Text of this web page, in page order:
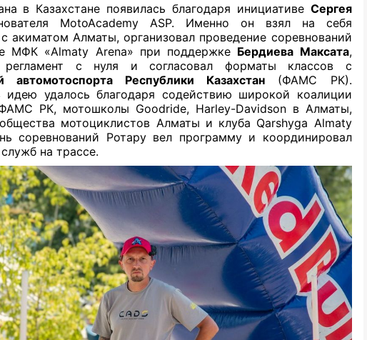
в Казахстане появилась благодаря инициативе Сергея
MotoAcademy ASP. Именно он взял на себя
акиматом Алматы, организовал проведение соревнований
МФК «Almaty Arena» при поддержке Бердиева Максата,
регламент с нуля и согласовал форматы классов с
автомотоспорта Республики Казахстан (ФАМС РК).
идею удалось благодаря содействию широкой коалиции
РК, мотошколы Goodride, Harley-Davidson в Алматы,
мотоциклистов Алматы и клуба Qarshyga Almaty
соревнований Ротару вел программу и координировал
на трассе.